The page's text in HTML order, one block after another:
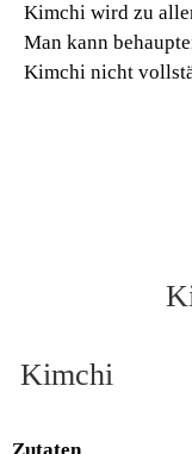
Kimchi wird zu
Man kann
Kimchi nicht
Kimchi